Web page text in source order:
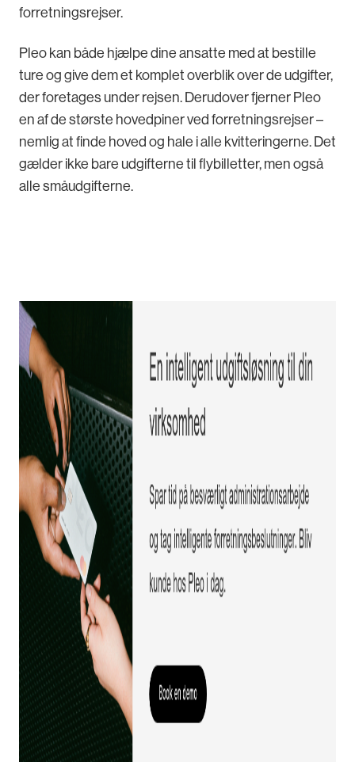
forretningsrejser.
Pleo kan både hjælpe dine ansatte med at bestille
ture og give dem et komplet overblik over de udgifter,
der foretages under rejsen. Derudover fjerner Pleo
en af de største hovedpiner ved forretningsrejser –
nemlig at finde hoved og hale i alle kvitteringerne. Det
gælder ikke bare udgifterne til flybilletter, men også
alle småudgifterne.